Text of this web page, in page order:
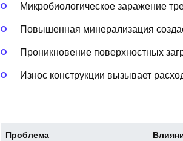
Микробиологическое заражение
Повышенная минерализация
Проникновение поверхностных
Износ конструкции вызывает
Проблема